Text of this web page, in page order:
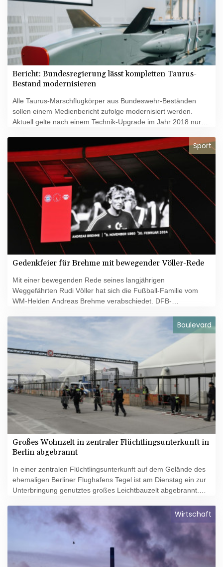
Bericht: Bundesregierung lässt kompletten Taurus-
Bestand modernisieren
Alle Taurus-Marschflugkörper aus Bundeswehr-Beständen
sollen einem Medienbericht zufolge modernisiert werden.
Aktuell gelte nach einem Technik-Upgrade im Jahr 2018 nur
Streitkräfte als einsatzbereit, berichtete die "Welt" am
Dienstag. Bei der anderen Hälfte sei die Zertifizierung
abgelaufen.
Sport
Gedenkfeier für Brehme mit bewegender Völler-Rede
Mit einer bewegenden Rede seines langjährigen
Weggefährten Rudi Völler hat sich die Fußball-Familie vom
WM-Helden Andreas Brehme verabschiedet. DFB-
sowie zahlreiche weitere Freunde und Mitspieler erwiesen
dem am 20. Februar plötzlich Verstorbenen bei der
Gedenkfeier am Dienstag in München die letzte Ehre.
Boulevard
Großes Wohnzelt in zentraler Flüchtlingsunterkunft in
Berlin abgebrannt
In einer zentralen Flüchtlingsunterkunft auf dem Gelände des
ehemaligen Berliner Flughafens Tegel ist am Dienstag ein zur
Unterbringung genutztes großes Leichtbauzelt abgebrannt.
keine Verletzten. Zuvor hatten die Einsatzkräfte nach eigenen
Angaben aufgrund der ersten Alarmmeldungen über das
Feuer einen Großalarm ausgelöst.
Wirtschaft